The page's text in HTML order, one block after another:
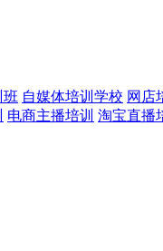
班 自媒体培训学校 网店
电商主播培训 淘宝直播